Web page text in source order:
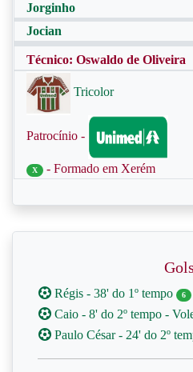
Jorginho
Jocian
Técnico: Oswaldo de Oliveira
Tricolor
Patrocínio -
X - Formado em Xerém
Gols
Régis - 38' do 1º tempo 6
Caio - 8' do 2º tempo -
Paulo César - 24' do 2º